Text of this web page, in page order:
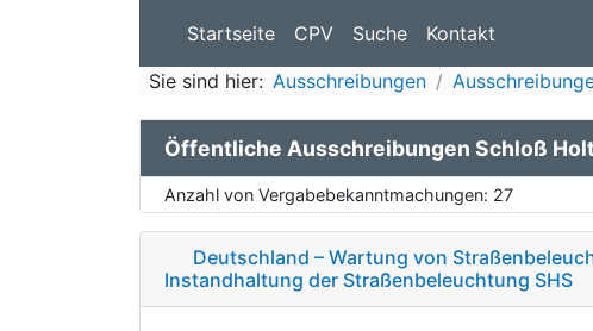
Startseite CPV Suche Kontakt
Sie sind hier: Ausschreibungen
Öffentliche Ausschreibungen Schloß
Anzahl von Vergabebekanntmachungen: 27
Deutschland – Wartung von
Instandhaltung der Straßenbeleuchtung SHS